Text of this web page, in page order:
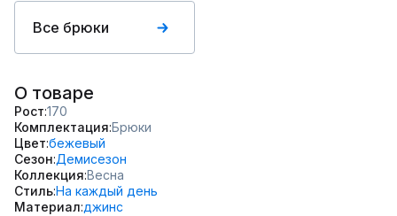
Все брюки
О товаре
Рост 170
Комплектация Брюки
Цвет бежевый
Сезон Демисезон
Коллекция Весна
СтильНа каждый день
Материал джинс